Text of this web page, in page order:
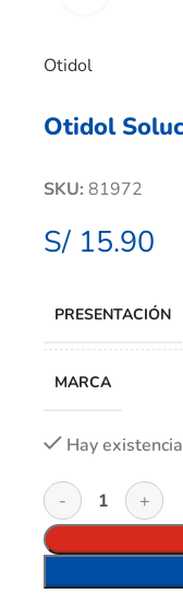
Otidol
Otidol
SKU: 81972
S/ 15.90
PRESENTACIÓN
MARCA
Hay